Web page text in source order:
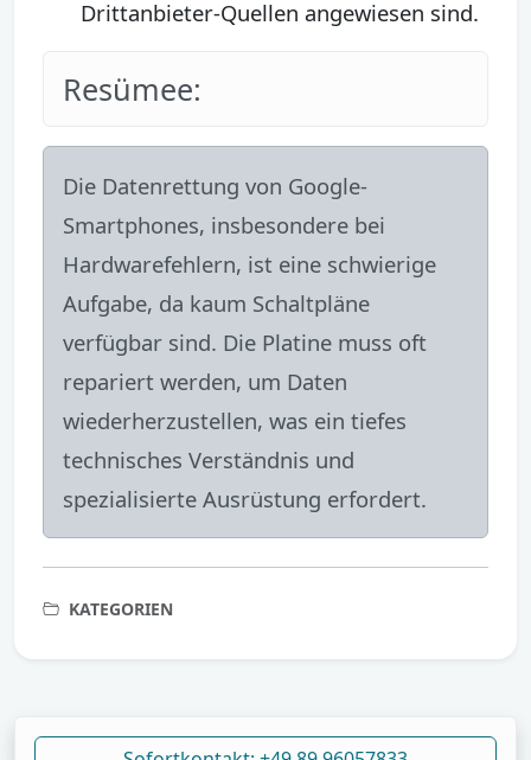
Drittanbieter-Quellen angewiesen sind.
Resümee:
Die Datenrettung von Google-
Smartphones, insbesondere bei
Hardwarefehlern, ist eine schwierige
Aufgabe, da kaum Schaltpläne
verfügbar sind. Die Platine muss oft
repariert werden, um Daten
wiederherzustellen, was ein tiefes
technisches Verständnis und
spezialisierte Ausrüstung erfordert.
KATEGORIEN